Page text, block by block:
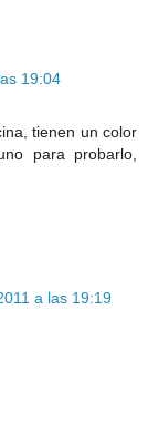
19:04
tienen un color
para probarlo,
a las 19:19